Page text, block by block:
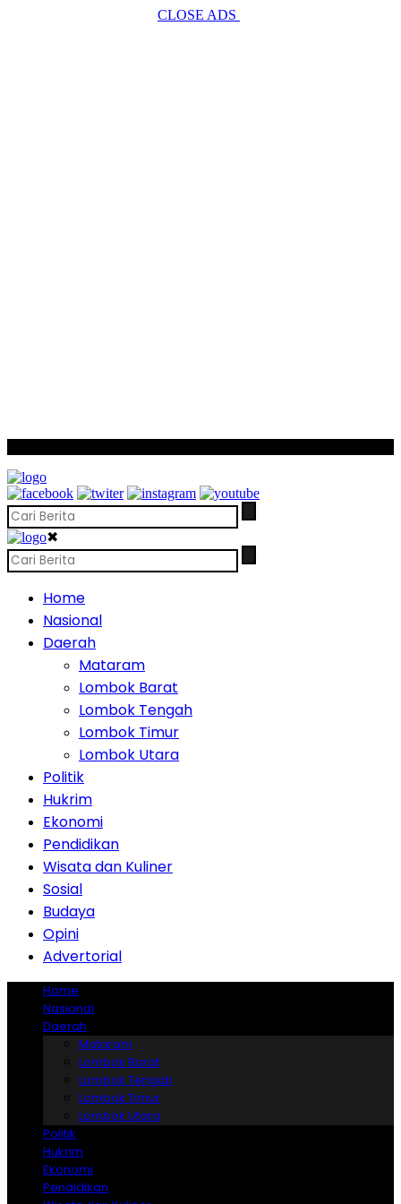
CLOSE ADS
✖
Home
Nasional
Daerah
Mataram
Lombok Barat
Lombok Tengah
Lombok Timur
Lombok Utara
Politik
Hukrim
Ekonomi
Pendidikan
Wisata dan Kuliner
Sosial
Budaya
Opini
Advertorial
Home
Nasional
Daerah
Mataram
Lombok Barat
Lombok Tengah
Lombok Timur
Lombok Utara
Politik
Hukrim
Ekonomi
Pendidikan